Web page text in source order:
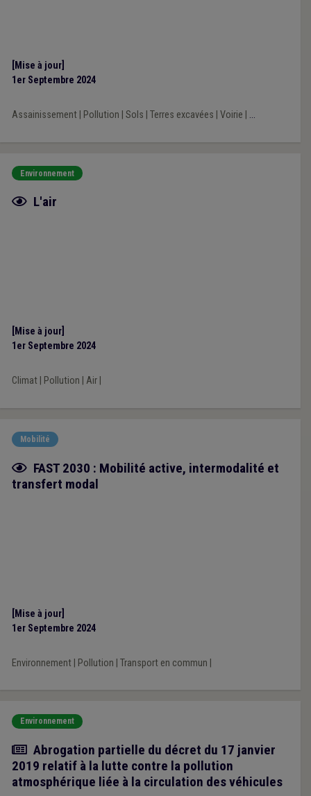
[Mise à jour]
1er Septembre 2024
Assainissement| Pollution Sols Terres excavées Voirie ...
Environnement
Fiche focus
L'air
[Mise à jour]
1er Septembre 2024
Climat| Pollution Air|
Mobilité
Fiche focus
FAST 2030 : Mobilité active, intermodalité et
transfert modal
[Mise à jour]
1er Septembre 2024
Environnement| Pollution Transport en commun
Environnement
Actualité
Abrogation partielle du décret du 17 janvier
2019 relatif à la lutte contre la pollution
atmosphérique liée à la circulation des véhicules